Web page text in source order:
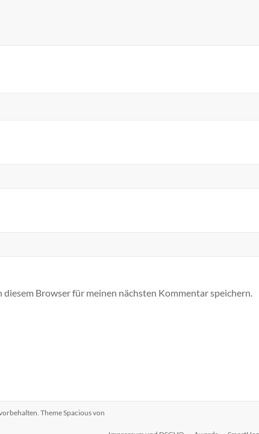
Browser für meinen nächsten Kommentar speichern.
ThemeSpaciousvon